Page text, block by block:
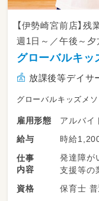
【伊勢崎宮前店】
週1日～／午後～夕
グローバルキッ
放課後等デイサ
グローバルキッズメ
雇用形態
アルバイ
給与
時給
仕事
内容
発達障が
支援等の
資格
保